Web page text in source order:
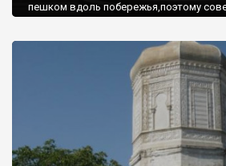
пешком вдоль побережья,поэтому